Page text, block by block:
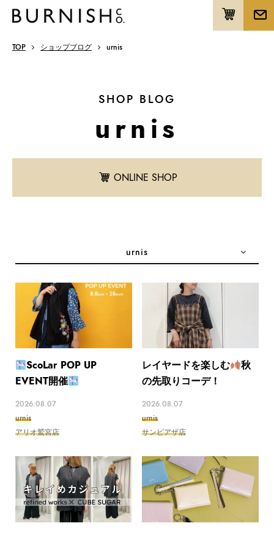
TOP ショップブログ urnis
SHOP BLOG
urnis
ONLINE SHOP
urnis
ScoLar POP UP
EVENT開催
2026.08.07
urnis
アリオ鷲宮店
レイヤードを楽しむ
秋
の先取りコーデ！
2026.08.07
urnis
サンピアザ店